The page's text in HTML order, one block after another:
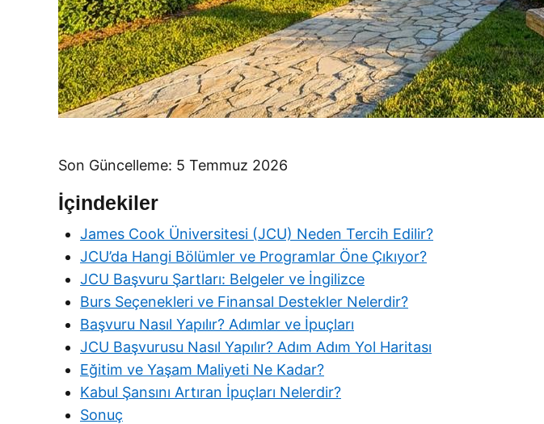
Son Güncelleme: 5 Temmuz 2026
İçindekiler
James Cook Üniversitesi (JCU) Neden Tercih Edilir?
JCU’da Hangi Bölümler ve Programlar Öne Çıkıyor?
JCU Başvuru Şartları: Belgeler ve İngilizce
Burs Seçenekleri ve Finansal Destekler Nelerdir?
Başvuru Nasıl Yapılır? Adımlar ve İpuçları
JCU Başvurusu Nasıl Yapılır? Adım Adım Yol Haritası
Eğitim ve Yaşam Maliyeti Ne Kadar?
Kabul Şansını Artıran İpuçları Nelerdir?
Sonuç